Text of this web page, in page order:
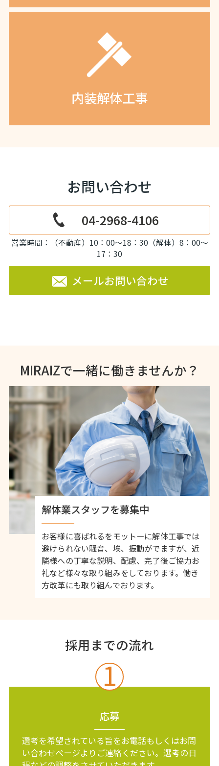
内装解体工事
お問い合わせ
04-2968-4106
営業時間：（不動産）10：00～18：30（解体）8：00～
17：30
メールお問い合わせ
MIRAIZで一緒に働きませんか？
解体業スタッフを募集中
お客様に喜ばれるをモットーに解体工事では
避けられない騒音、埃、振動がでますが、近
隣様への丁寧な説明、配慮、完了後ご協力お
礼など様々な取り組みをしております。働き
方改革にも取り組んでおります。
採用までの流れ
1
応募
選考を希望されている旨をお電話もしくはお問
い合わせページよりご連絡ください。選考の日